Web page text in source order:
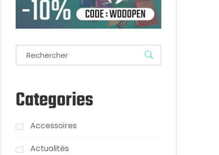
Categories
Accessoires
Actualités